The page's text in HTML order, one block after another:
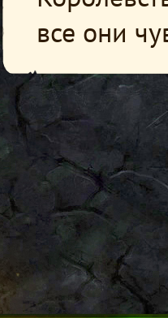
все они